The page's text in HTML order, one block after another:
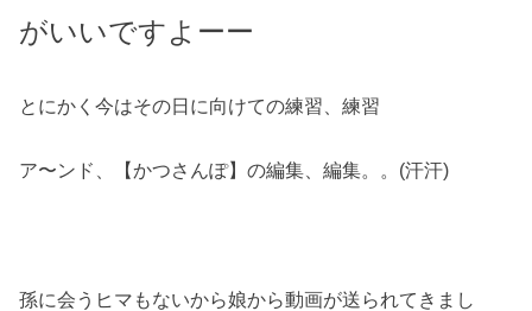
がいいですよーー
とにかく今はその日に向けての練習、練習
ア〜ンド、【かつさんぽ】の編集、編集。。(汗汗)
孫に会うヒマもないから娘から動画が送られてきまし